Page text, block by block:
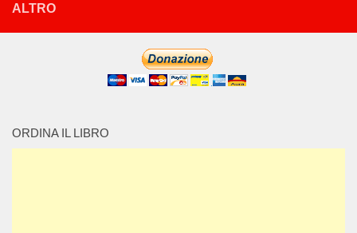
ALTRO
ORDINA IL LIBRO